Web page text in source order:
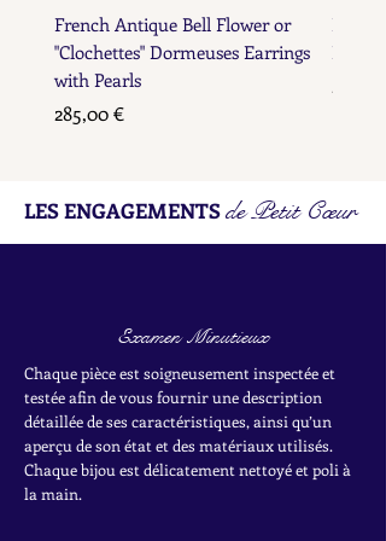
French Antique Bell Flower or
"Clochettes" Dormeuses Earrings
with Pearls
Prix
285,00 €
LES ENGAGEMENTSde Petit Cœur
Examen Minutieux
Chaque pièce est soigneusement inspectée et
testée afin de vous fournir une description
détaillée de ses caractéristiques, ainsi qu’un
aperçu de son état et des matériaux utilisés.
Chaque bijou est délicatement nettoyé et poli à
la main.